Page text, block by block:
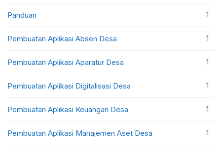
Panduan 1
Pembuatan Aplikasi Absen Desa 1
Pembuatan Aplikasi Aparatur Desa 1
Pembuatan Aplikasi Digitalisasi Desa 1
Pembuatan Aplikasi Keuangan Desa 1
Pembuatan Aplikasi Manajemen Aset Desa 1